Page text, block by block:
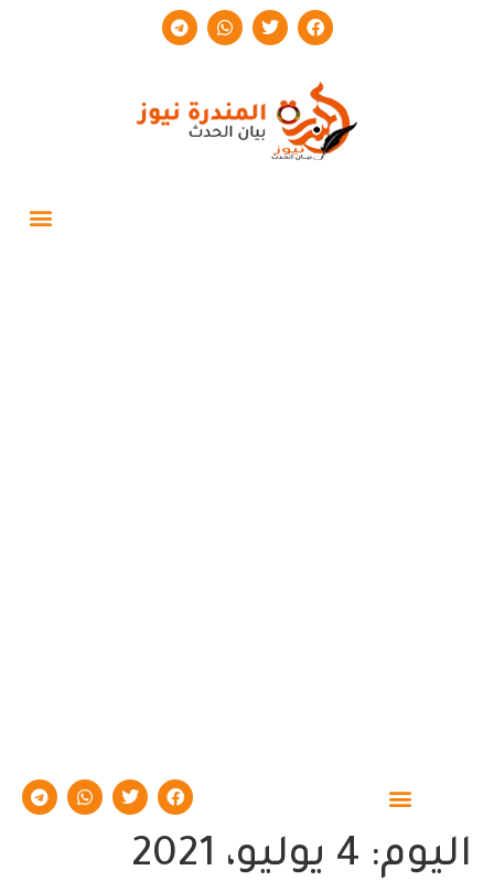
اليوم: 4 يوليو، 2021